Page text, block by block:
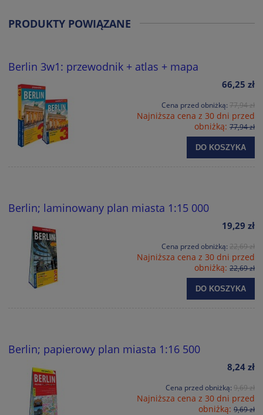
PRODUKTY POWIĄZANE
Berlin 3w1: przewodnik + atlas + mapa
66,25 zł
Cena przed obniżką: 77,94 zł
Najniższa cena z 30 dni przed
obniżką: 77,94 zł
DO KOSZYKA
Berlin; laminowany plan miasta 1:15 000
19,29 zł
Cena przed obniżką: 22,69 zł
Najniższa cena z 30 dni przed
obniżką: 22,69 zł
DO KOSZYKA
Berlin; papierowy plan miasta 1:16 500
8,24 zł
Cena przed obniżką: 9,69 zł
Najniższa cena z 30 dni przed
obniżką: 9,69 zł